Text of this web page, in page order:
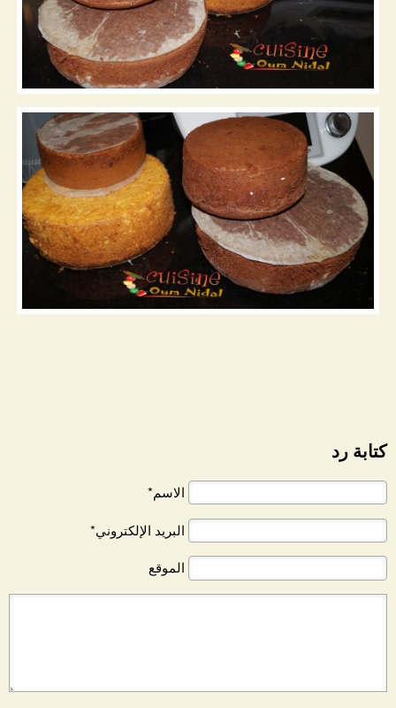
كتابة رد
الاسم*
البريد الإلكتروني*
الموقع